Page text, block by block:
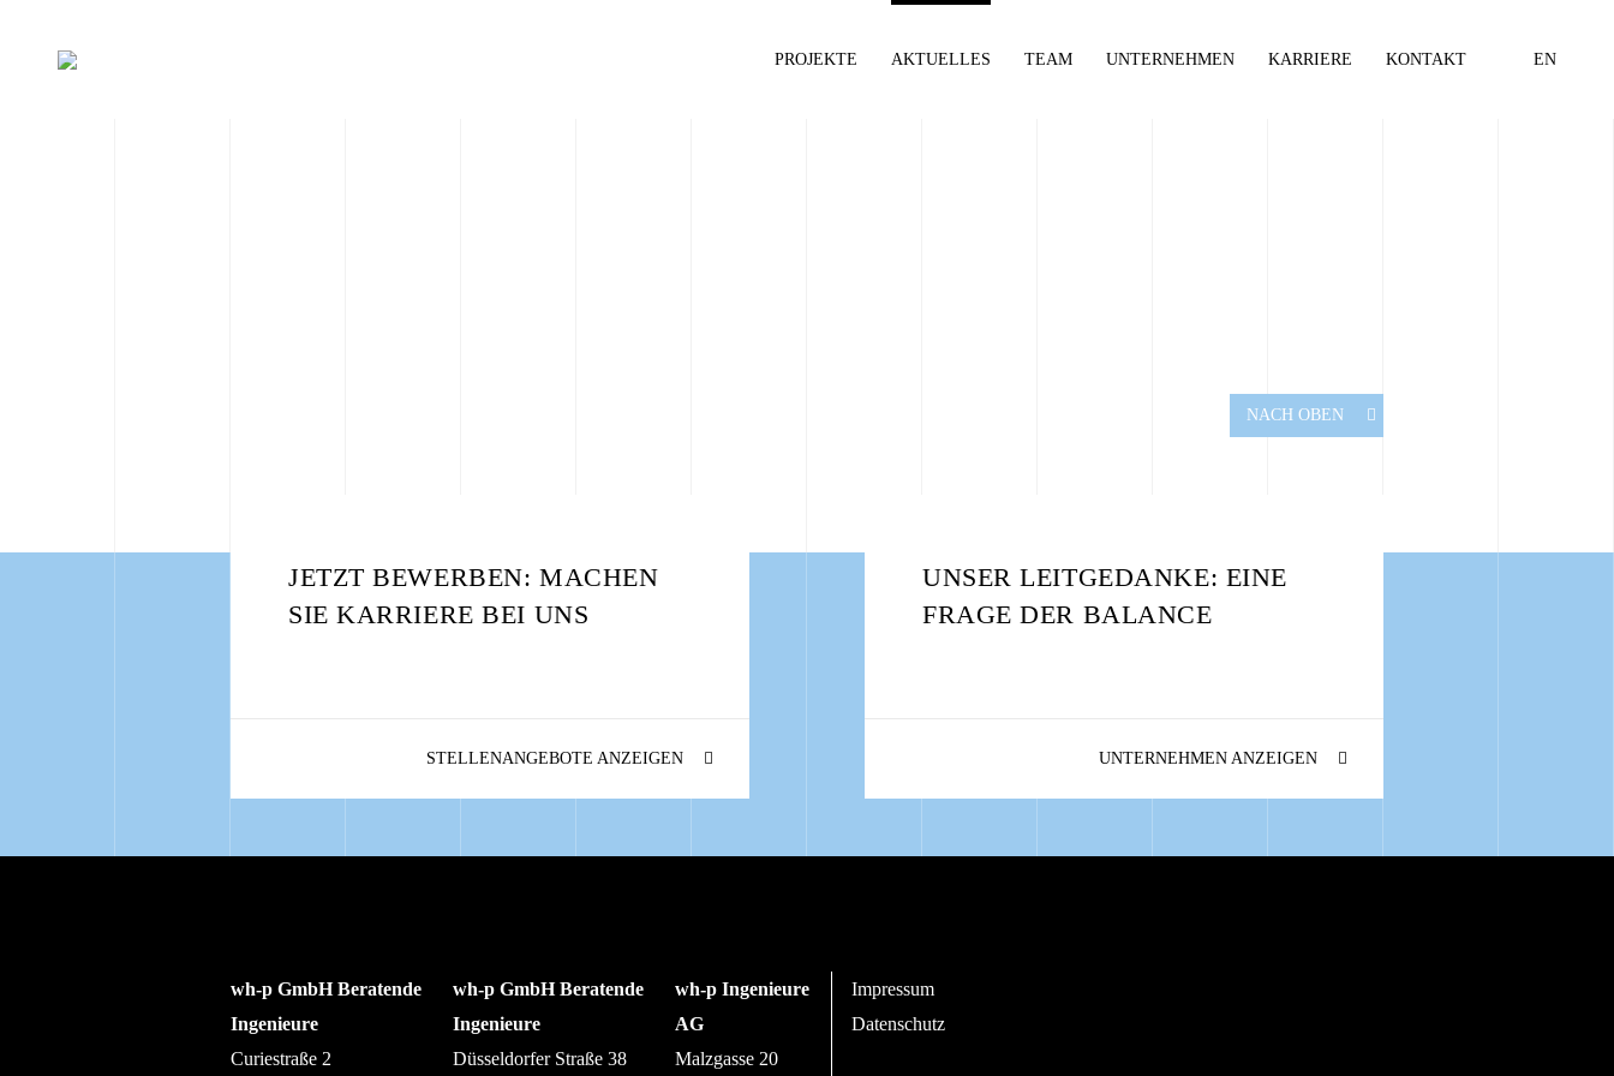
EN
PROJEKTE AKTUELLES TEAM UNTERNEHMEN KARRIERE KONTAKT
NACH OBEN
JETZT BEWERBEN: MACHEN
SIE KARRIERE BEI UNS
STELLENANGEBOTE ANZEIGEN
UNSER LEITGEDANKE: EINE
FRAGE DER BALANCE
UNTERNEHMEN ANZEIGEN
wh-p GmbH Beratende
Ingenieure
Curiestraße 2
wh-p GmbH Beratende
Ingenieure
Düsseldorfer Straße 38
wh-p Ingenieure
AG
Malzgasse 20
Impressum
Datenschutz